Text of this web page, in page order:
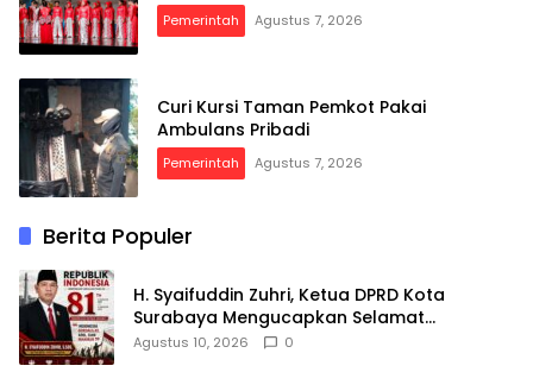
Pemerintah Agustus 7, 2026
Curi Kursi Taman Pemkot Pakai
Ambulans Pribadi
Pemerintah Agustus 7, 2026
Berita Populer
H. Syaifuddin Zuhri, Ketua DPRD Kota
Surabaya Mengucapkan Selamat
Peringatan Dirgahayu Republik Indonesia
Agustus 10, 2026 0